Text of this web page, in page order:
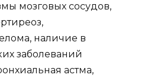
мозговых сосудов,
наличие в
заболеваний
астма,